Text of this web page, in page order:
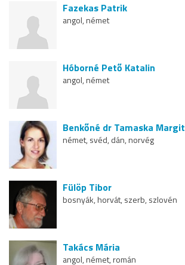
Fazekas Patrik
angol, német
Hóborné Pető Katalin
angol, német
Benkőné dr Tamaska Margit
német, svéd, dán, norvég
Fülöp Tibor
bosnyák, horvát, szerb, szlovén
Takács Mária
angol, német, román